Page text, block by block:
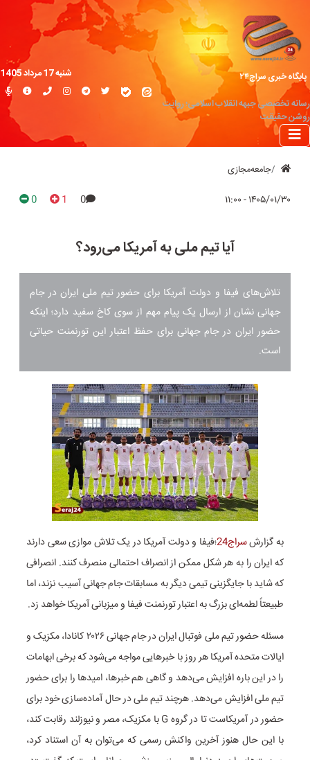
پایگاه خبری سراج۲۴
رسانه تخصصی جبهه انقلاب اسلامی؛ روایت
روشن حقیقت
شنبه 17 مرداد 1405
جامعه‌مجازی
۱۴۰۵/۰۱/۳۰ - ۱۱:۰۰ 0
1
0
آیا تیم ملی به آمریکا می‌رود؟
تلاش‌های فیفا و دولت آمریکا برای حضور تیم ملی ایران در جام
جهانی نشان از ارسال یک پیام مهم از سوی کاخ سفید دارد؛ اینکه
حضور ایران در جام جهانی برای حفظ اعتبار این تورنمنت حیاتی
است.
به گزارشسراج24
؛فیفا و دولت آمریکا در یک تلاش موازی سعی دارند
که ایران را به هر شکل ممکن از انصراف احتمالی منصرف کنند. انصرافی
که شاید با جایگزینی تیمی دیگر به مسابقات جام جهانی آسیب نزند، اما
طبیعتاً لطمه‌ای بزرگ به اعتبار تورنمنت فیفا و میزبانی آمریکا خواهد زد.
مسئله حضور تیم ملی فوتبال ایران در جام جهانی ۲۰۲۶ کانادا، مکزیک و
ایالات متحده آمریکا هر روز با خبرهایی مواجه می‌شود که برخی ابهامات
را در این باره افزایش می‌دهد و گاهی هم خبرها، امیدها را برای حضور
تیم ملی افزایش می‌دهد. هرچند تیم ملی در حال آماده‌سازی خود برای
حضور در آمریکاست تا در گروه G با مکزیک، مصر و نیوزلند رقابت کند،
با این حال هنوز آخرین واکنش رسمی که می‌توان به آن استناد کرد،